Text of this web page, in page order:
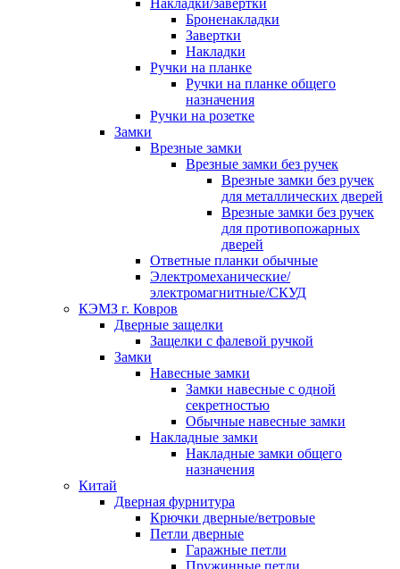
Накладки/завертки
Броненакладки
Завертки
Накладки
Ручки на планке
Ручки на планке общего
назначения
Ручки на розетке
Замки
Врезные замки
Врезные замки без ручек
Врезные замки без ручек
для металлических дверей
Врезные замки без ручек
для противопожарных
дверей
Ответные планки обычные
Электромеханические/
электромагнитные/СКУД
КЭМЗ г. Ковров
Дверные защелки
Защелки с фалевой ручкой
Замки
Навесные замки
Замки навесные с одной
секретностью
Обычные навесные замки
Накладные замки
Накладные замки общего
назначения
Китай
Дверная фурнитура
Крючки дверные/ветровые
Петли дверные
Гаражные петли